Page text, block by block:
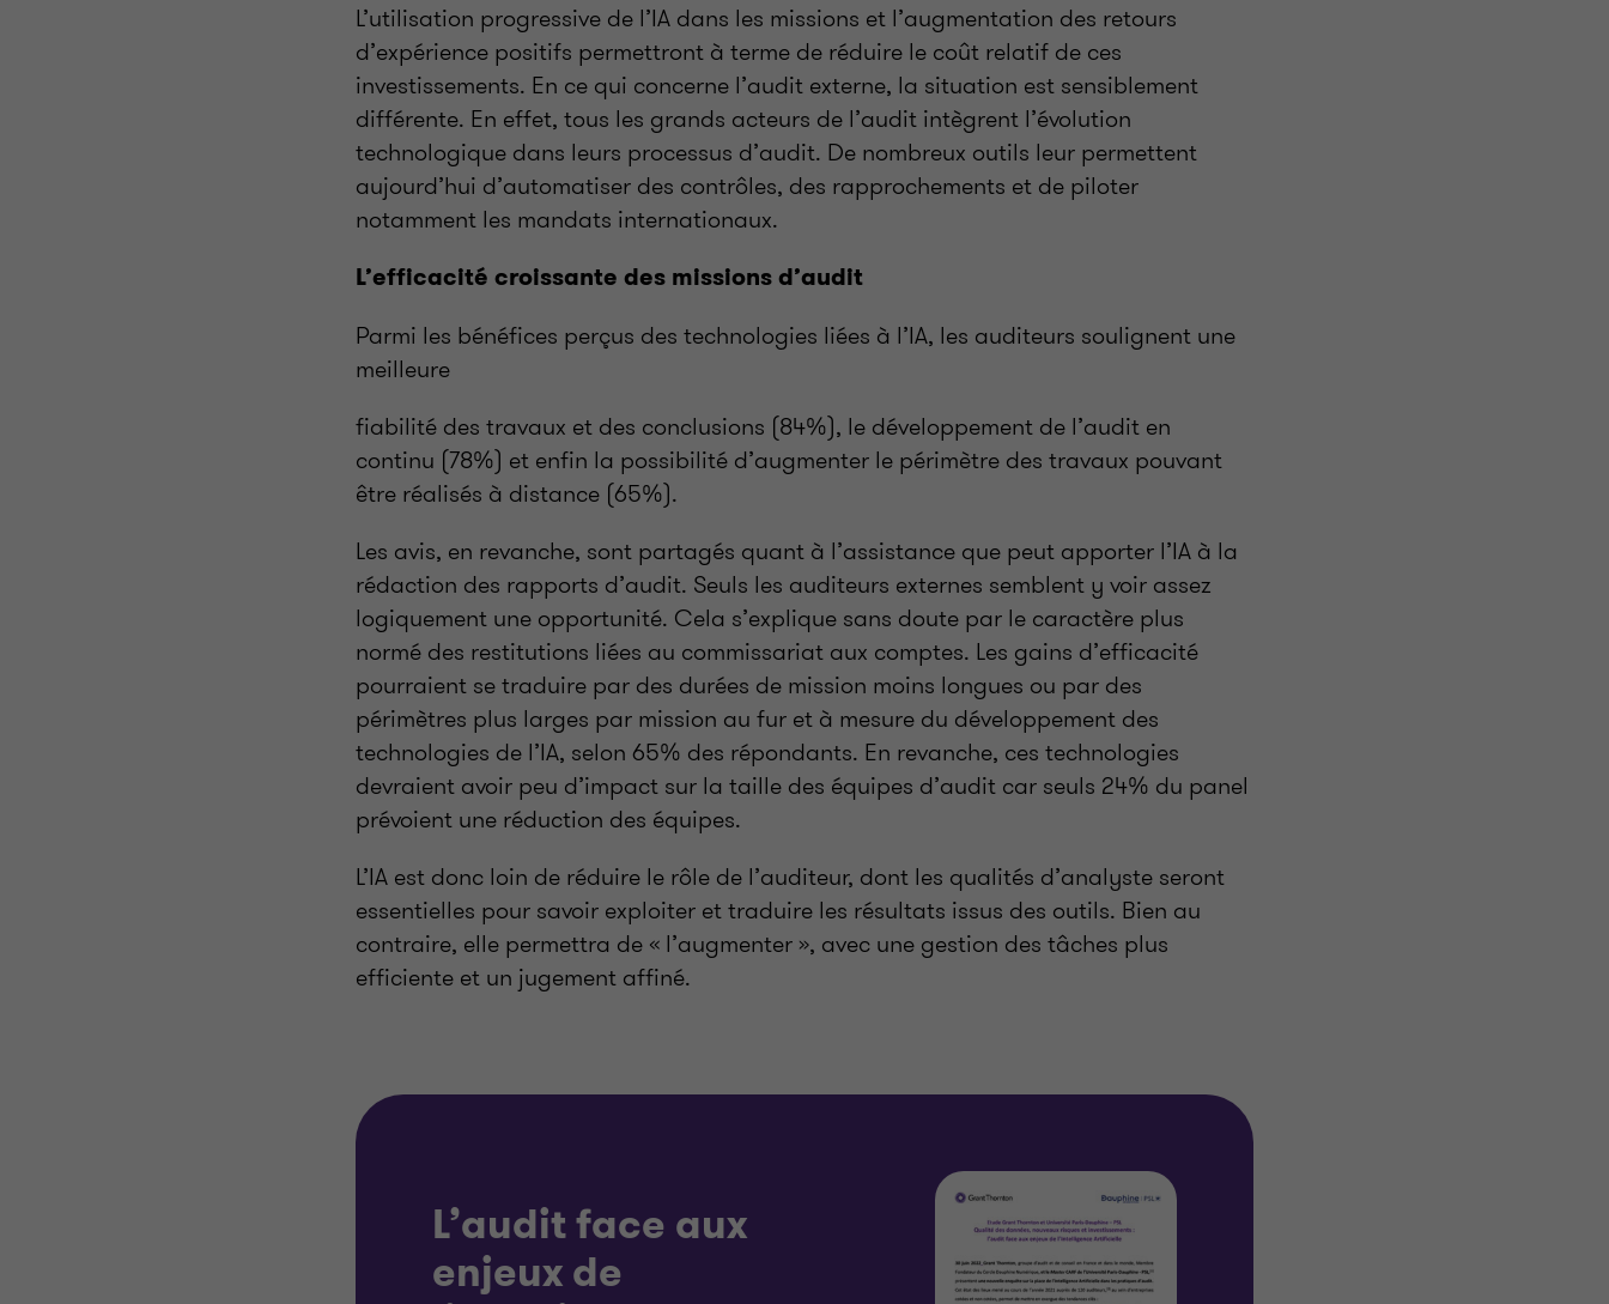
L’utilisation progressive de l’IA dans les missions et l’augmentation des retours
d’expérience positifs permettront à terme de réduire le coût relatif de ces
investissements. En ce qui concerne l’audit externe, la situation est sensiblement
différente. En effet, tous les grands acteurs de l’audit intègrent l’évolution
technologique dans leurs processus d’audit. De nombreux outils leur permettent
aujourd’hui d’automatiser des contrôles, des rapprochements et de piloter
notamment les mandats internationaux.
L’efficacité croissante des missions d’audit
Parmi les bénéfices perçus des technologies liées à l’IA, les auditeurs soulignent une
meilleure
fiabilité des travaux et des conclusions (84%), le développement de l’audit en
continu (78%) et enfin la possibilité d’augmenter le périmètre des travaux pouvant
être réalisés à distance (65%).
Les avis, en revanche, sont partagés quant à l’assistance que peut apporter l’IA à la
rédaction des rapports d’audit. Seuls les auditeurs externes semblent y voir assez
logiquement une opportunité. Cela s’explique sans doute par le caractère plus
normé des restitutions liées au commissariat aux comptes. Les gains d’efficacité
pourraient se traduire par des durées de mission moins longues ou par des
périmètres plus larges par mission au fur et à mesure du développement des
technologies de l’IA, selon 65% des répondants. En revanche, ces technologies
devraient avoir peu d’impact sur la taille des équipes d’audit car seuls 24% du panel
prévoient une réduction des équipes.
L’IA est donc loin de réduire le rôle de l’auditeur, dont les qualités d’analyste seront
essentielles pour savoir exploiter et traduire les résultats issus des outils. Bien au
contraire, elle permettra de « l’augmenter », avec une gestion des tâches plus
efficiente et un jugement affiné.
L’audit face aux
enjeux de